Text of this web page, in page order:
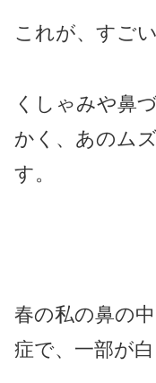
これが、すご
くしゃみや鼻
かく、あのム
す。
春の私の鼻の
症で、一部が